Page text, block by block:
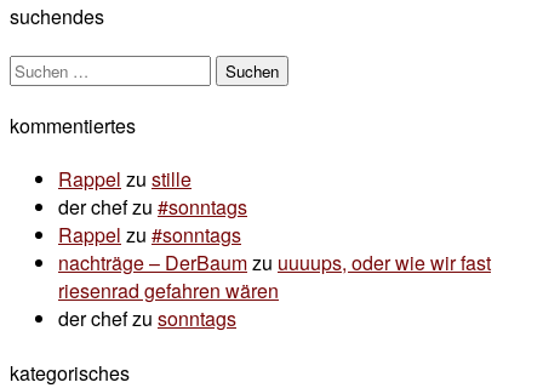
suchendes
Suchen
kommentiertes
Rappel zu stille
der chefzu #sonntags
Rappel zu #sonntags
nachträge – DerBaumzu uuuups, oder wie wir fast
riesenrad gefahren wären
der chefzu sonntags
kategorisches